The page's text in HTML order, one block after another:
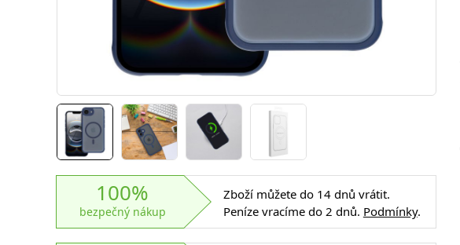
100%
bezpečný nákup
Zboží můžete do 14 dnů vrátit.
Peníze vracíme do 2 dnů. Podmínky.